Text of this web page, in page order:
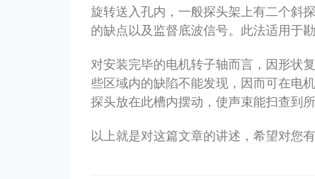
旋转送入孔内，一般探头架上有二个斜
的缺点以及监督底波信号。此法适用于
对安装完毕的电机转子轴而言，因形状
些区域内的缺陷不能发现，因而可在电
探头放在此槽内摆动，使声束能扫查到
以上就是对这篇文章的讲述，希望对您